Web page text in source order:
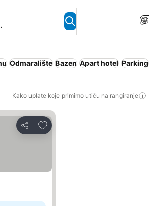
Odmaralište Bazen Apart hotel Parking
Kako uplate koje primimo utiču na rangiranje
Deli
Dodati u favorite